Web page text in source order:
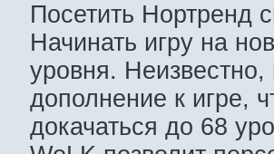
Посетить Нортренд
Начинать игру на
уровня. Неизвестно,
дополнение к игре,
докачаться до 68